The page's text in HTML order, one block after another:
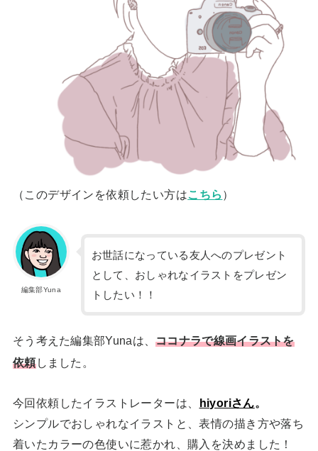
（このデザインを依頼したい方はこちら ）
編集部Yuna
お世話になっている友人へのプレゼント
として、おしゃれなイラストをプレゼン
トしたい！！
そう考えた編集部Yunaは、ココナラで線画イラストを
依頼しました。
今回依頼したイラストレーターは、 hiyoriさん 。
シンプルでおしゃれなイラストと、表情の描き方や落ち
着いたカラーの色使いに惹かれ、購入を決めました！